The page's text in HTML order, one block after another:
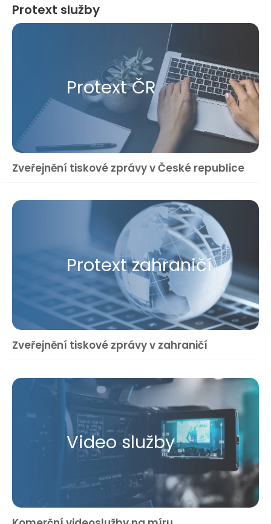
Protext služby
Protext ČR
Zveřejnění tiskové zprávy v České republice
Protext zahraničí
Zveřejnění tiskové zprávy v zahraničí
Video služby